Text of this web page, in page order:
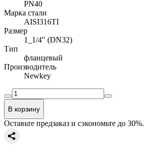
PN40
Марка стали
AISI316TI
Размер
1_1/4" (DN32)
Тип
фланцевый
Производитель
Newkey
В корзину
Оставьте предзаказ и сэкономьте до 30%.